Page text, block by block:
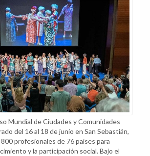
Mundial de Ciudades y Comunidades
del 16 al 18 de junio en San Sebastián,
profesionales de 76 países para
y la participación social. Bajo el